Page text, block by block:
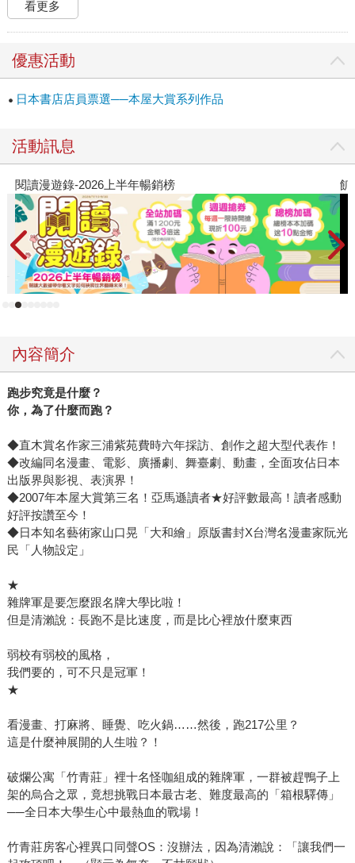
看更多
優惠活動
日本書店店員票選──本屋大賞系列作品
活動訊息
-2026上半年暢銷榜 飢餓遊戲前
內容簡介
跑步究竟是什麼？
你，為了什麼而跑？
◆直木賞名作家三浦紫苑費時六年採訪、創作之超大型代表作！
◆改編同名漫畫、電影、廣播劇、舞臺劇、動畫，全面攻佔日本
出版界與影視、表演界！
◆2007年本屋大賞第三名！亞馬遜讀者★好評數最高！讀者感動
好評按讚至今！
◆日本知名藝術家山口晃「大和繪」原版書封X台灣名漫畫家阮光
民「人物設定」
★
雜牌軍是要怎麼跟名牌大學比啦！
但是清瀨說：長跑不是比速度，而是比心裡放什麼東西
弱校有弱校的風格，
我們要的，可不只是冠軍！
★
看漫畫、打麻將、睡覺、吃火鍋……然後，跑217公里？
這是什麼神展開的人生啦？！
破爛公寓「竹青莊」裡十名怪咖組成的雜牌軍，一群被趕鴨子上
架的烏合之眾，竟想挑戰日本最古老、難度最高的「箱根驛傳」
──全日本大學生心中最熱血的戰場！
竹青莊房客心裡異口同聲OS：沒辦法，因為清瀨說：「讓我們一